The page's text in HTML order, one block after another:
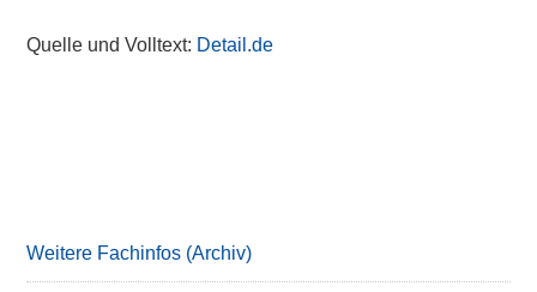
Quelle und Volltext: Detail.de
Weitere Fachinfos (Archiv)